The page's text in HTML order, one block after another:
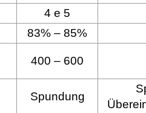
4 e 5
83% – 85%
400 – 600
Spundung